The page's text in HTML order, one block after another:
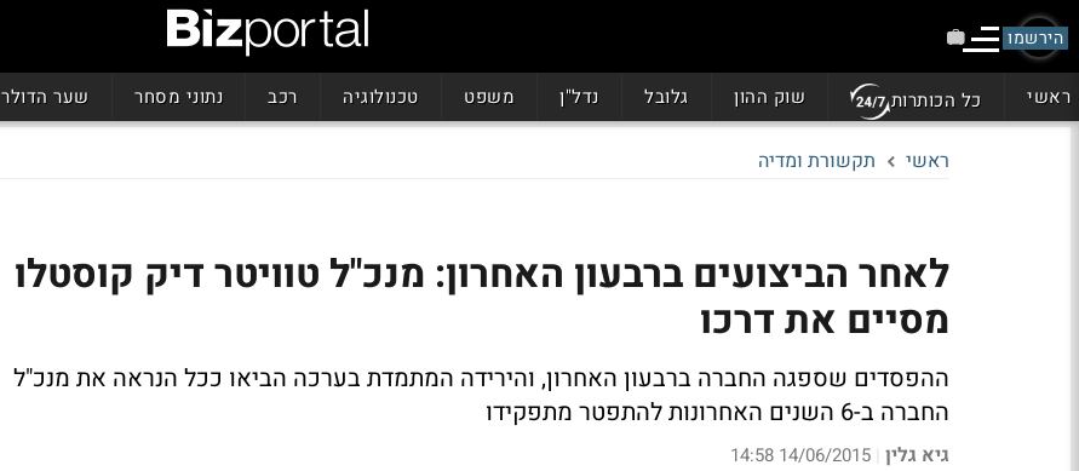
הירשמו
ראשי כל הכותרות שוק ההון גלובל נדל"ן משפט טכנולוגיה רכב נתוני מסחר שער הדולר
ראשי תקשורת ומדיה
לאחר הביצועים ברבעון האחרון: מנכ"ל טוויטר דיק קוסטלו
מסיים את דרכו
ההפסדים שספגה החברה ברבעון האחרון, והירידה המתמדת בערכה הביאו ככל הנראה את מנכ"ל
החברה ב-6 השנים האחרונות להתפטר מתפקידו
גיא גלין |
14/06/2015 14:58